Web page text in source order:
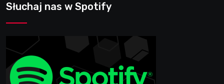
Słuchaj nas w Spotify